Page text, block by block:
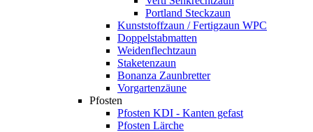
Portland Steckzaun
Kunststoffzaun / Fertigzaun WPC
Doppelstabmatten
Weidenflechtzaun
Staketenzaun
Bonanza Zaunbretter
Vorgartenzäune
Pfosten
Pfosten KDI - Kanten gefast
Pfosten Lärche